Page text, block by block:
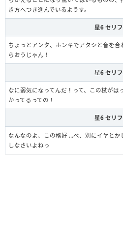
き方へつき進んでいるようす。
星6 セリ
ちょっとアンタ、ホンキでアタシと音を
らおうじゃん！
星6 セリ
なに弱気になってんだ！って、この杖がは
かってるっての！
星6 セリ
なんなのよ、この格好 …べ、別にイヤと
しなさいよねっ